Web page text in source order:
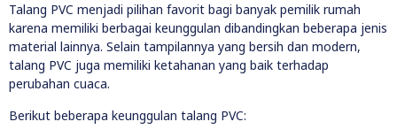
Talang PVC menjadi pilihan favorit bagi banyak pemilik rumah
karena memiliki berbagai keunggulan dibandingkan beberapa jenis
material lainnya. Selain tampilannya yang bersih dan modern,
talang PVC juga memiliki ketahanan yang baik terhadap
perubahan cuaca.
Berikut beberapa keunggulan talang PVC: